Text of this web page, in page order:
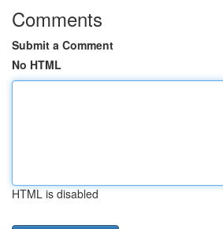
Comments
Submit a Comment
No HTML
HTML is disabled